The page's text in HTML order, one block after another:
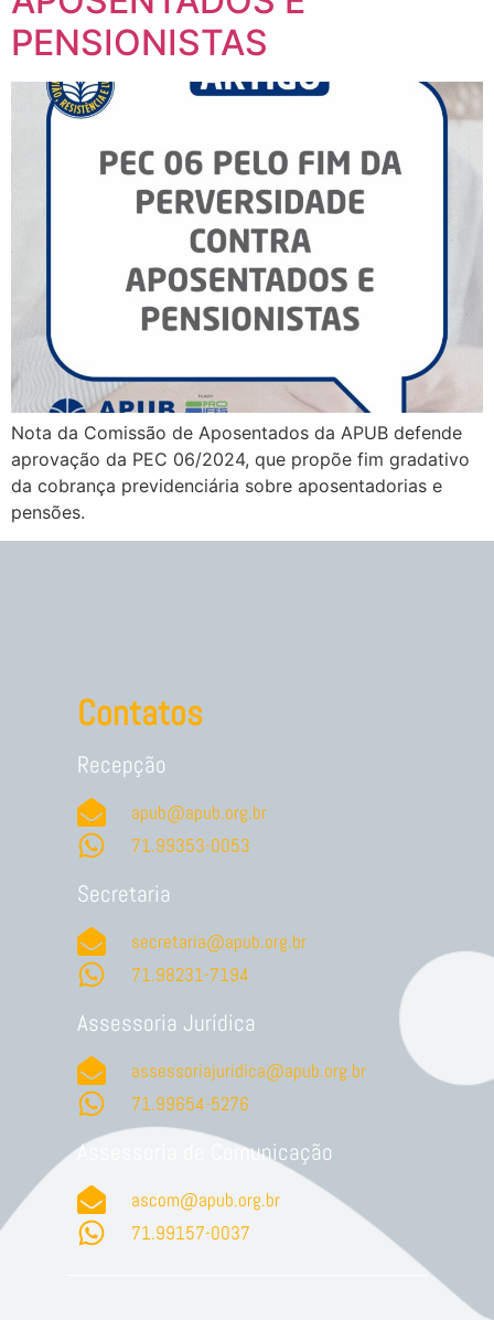
PENSIONISTAS
Nota da Comissão de Aposentados da APUB defende
aprovação da PEC 06/2024, que propõe fim gradativo
da cobrança previdenciária sobre aposentadorias e
pensões.
Contatos
Recepção
apub@apub.org.br
71.99353-0053
Secretaria
secretaria@apub.org.br
71.98231-7194
Assessoria Jurídica
assessoriajuridica@apub.org.br
71.99654-5276
Assessoria de Comunicação
ascom@apub.org.br
71.99157-0037